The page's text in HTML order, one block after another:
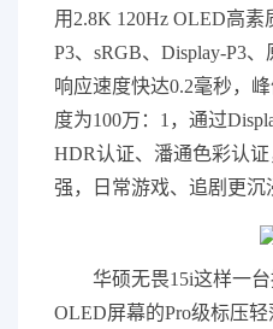
用2.8K 120Hz OLED高
P3、sRGB、Display-P3
响应速度快达0.2毫秒，
度为100万：1，通过
HDR认证、潘通色彩认
强，日常游戏、追剧更沉
华硕无畏15i这样一
OLED屏幕的Pro级标压